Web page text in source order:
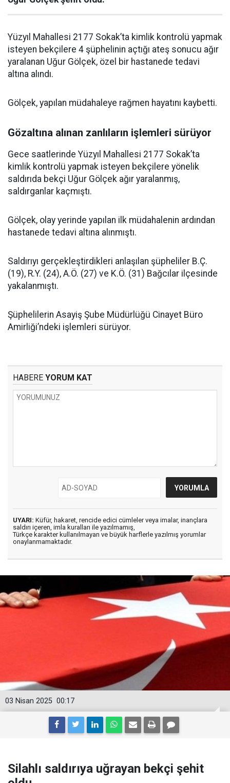
Yüzyıl Mahallesi 2177 Sokak’ta kimlik kontrolü yapmak
isteyen bekçilere 4 şüphelinin açtığı ateş sonucu ağır
yaralanan Uğur Gölçek, özel bir hastanede tedavi
altına alındı.
Gölçek, yapılan müdahaleye rağmen hayatını kaybetti.
Gözaltına alınan zanlıların işlemleri sürüyor
Gece saatlerinde Yüzyıl Mahallesi 2177 Sokak’ta
kimlik kontrolü yapmak isteyen bekçilere yönelik
saldırıda bekçi Uğur Gölçek ağır yaralanmış,
saldırganlar kaçmıştı.
Gölçek, olay yerinde yapılan ilk müdahalenin ardından
hastanede tedavi altına alınmıştı.
Saldırıyı gerçekleştirdikleri anlaşılan şüpheliler B.Ç.
(19), R.Y. (24), A.Ö. (27) ve K.Ö. (31) Bağcılar ilçesinde
yakalanmıştı.
Şüphelilerin Asayiş Şube Müdürlüğü Cinayet Büro
Amirliği’ndeki işlemleri sürüyor.
HABERE YORUM KAT
UYARI: Küfür, hakaret, rencide edici cümleler veya imalar, inançlara
saldırı içeren, imla kuralları ile yazılmamış,
Türkçe karakter kullanılmayan ve büyük harflerle yazılmış yorumlar
onaylanmamaktadır.
00:17
03 Nisan 2025
Silahlı saldırıya uğrayan bekçi şehit